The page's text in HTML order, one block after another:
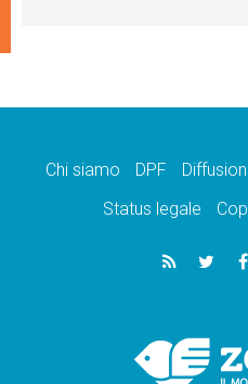
Chi siamo DPF
Status legale